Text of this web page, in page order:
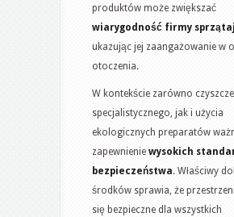
produktów może zwiększać
wiarygodność firmy
ukazując jej zaangażowanie w
otoczenia.
W kontekście zarówno
specjalistycznego, jak i użycia
ekologicznych preparatów
zapewnienie wysokich
bezpieczeństwa. Właściwy
środków sprawia, że
się bezpieczne dla wszystkich